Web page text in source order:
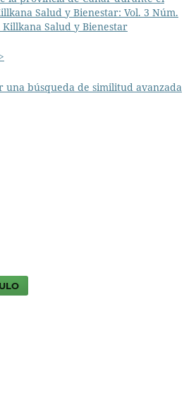
Salud y Bienestar: Vol. 3 Núm.
Killkana Salud y Bienestar
una búsqueda de similitud avanzada